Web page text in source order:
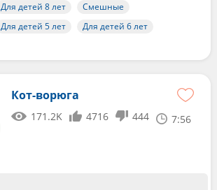
Для детей 8 лет
Смешные
Для детей 5 лет
Для детей 6 лет
Кот-ворюга
171.2K 4716 444 7:56